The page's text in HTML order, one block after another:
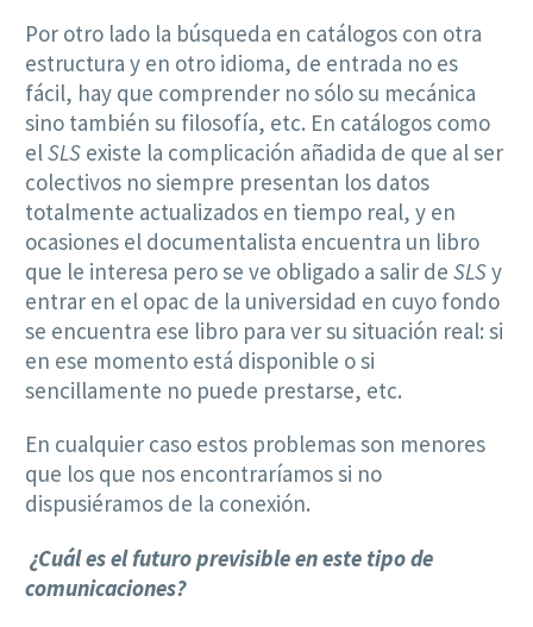
Por otro lado la búsqueda en catálogos con otra
estructura y en otro idioma, de entrada no es
fácil, hay que comprender no sólo su mecánica
sino también su filosofía, etc. En catálogos como
elSLS existe la complicación añadida de que al ser
colectivos no siempre presentan los datos
totalmente actualizados en tiempo real, y en
ocasiones el documentalista encuentra un libro
que le interesa pero se ve obligado a salir de SLSy
entrar en el opac de la universidad en cuyo fondo
se encuentra ese libro para ver su situación real: si
en ese momento está disponible o si
sencillamente no puede prestarse, etc.
En cualquier caso estos problemas son menores
que los que nos encontraríamos si no
dispusiéramos de la conexión.
¿Cuál es el futuro previsible en este tipo de
comunicaciones?